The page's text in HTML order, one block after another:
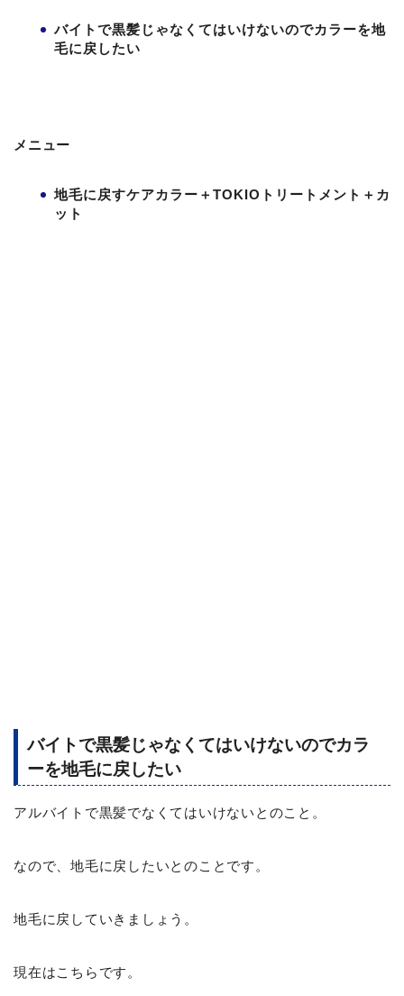
バイトで黒髪じゃなくてはいけないのでカラーを地
毛に戻したい
メニュー
地毛に戻すケアカラー＋TOKIOトリートメント＋カ
ット
バイトで黒髪じゃなくてはいけないのでカラ
ーを地毛に戻したい
アルバイトで黒髪でなくてはいけないとのこと。
なので、地毛に戻したいとのことです。
地毛に戻していきましょう。
現在はこちらです。